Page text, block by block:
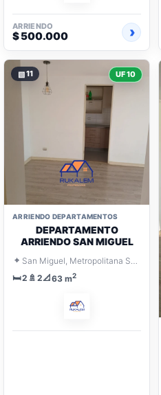
ARRIENDO
$ 500.000
▧11 UF 10
ARRIENDO DEPARTAMENTOS
DEPARTAMENTO
ARRIENDO SAN MIGUEL
⌖
🛏️2 🚿 2📐63 m2